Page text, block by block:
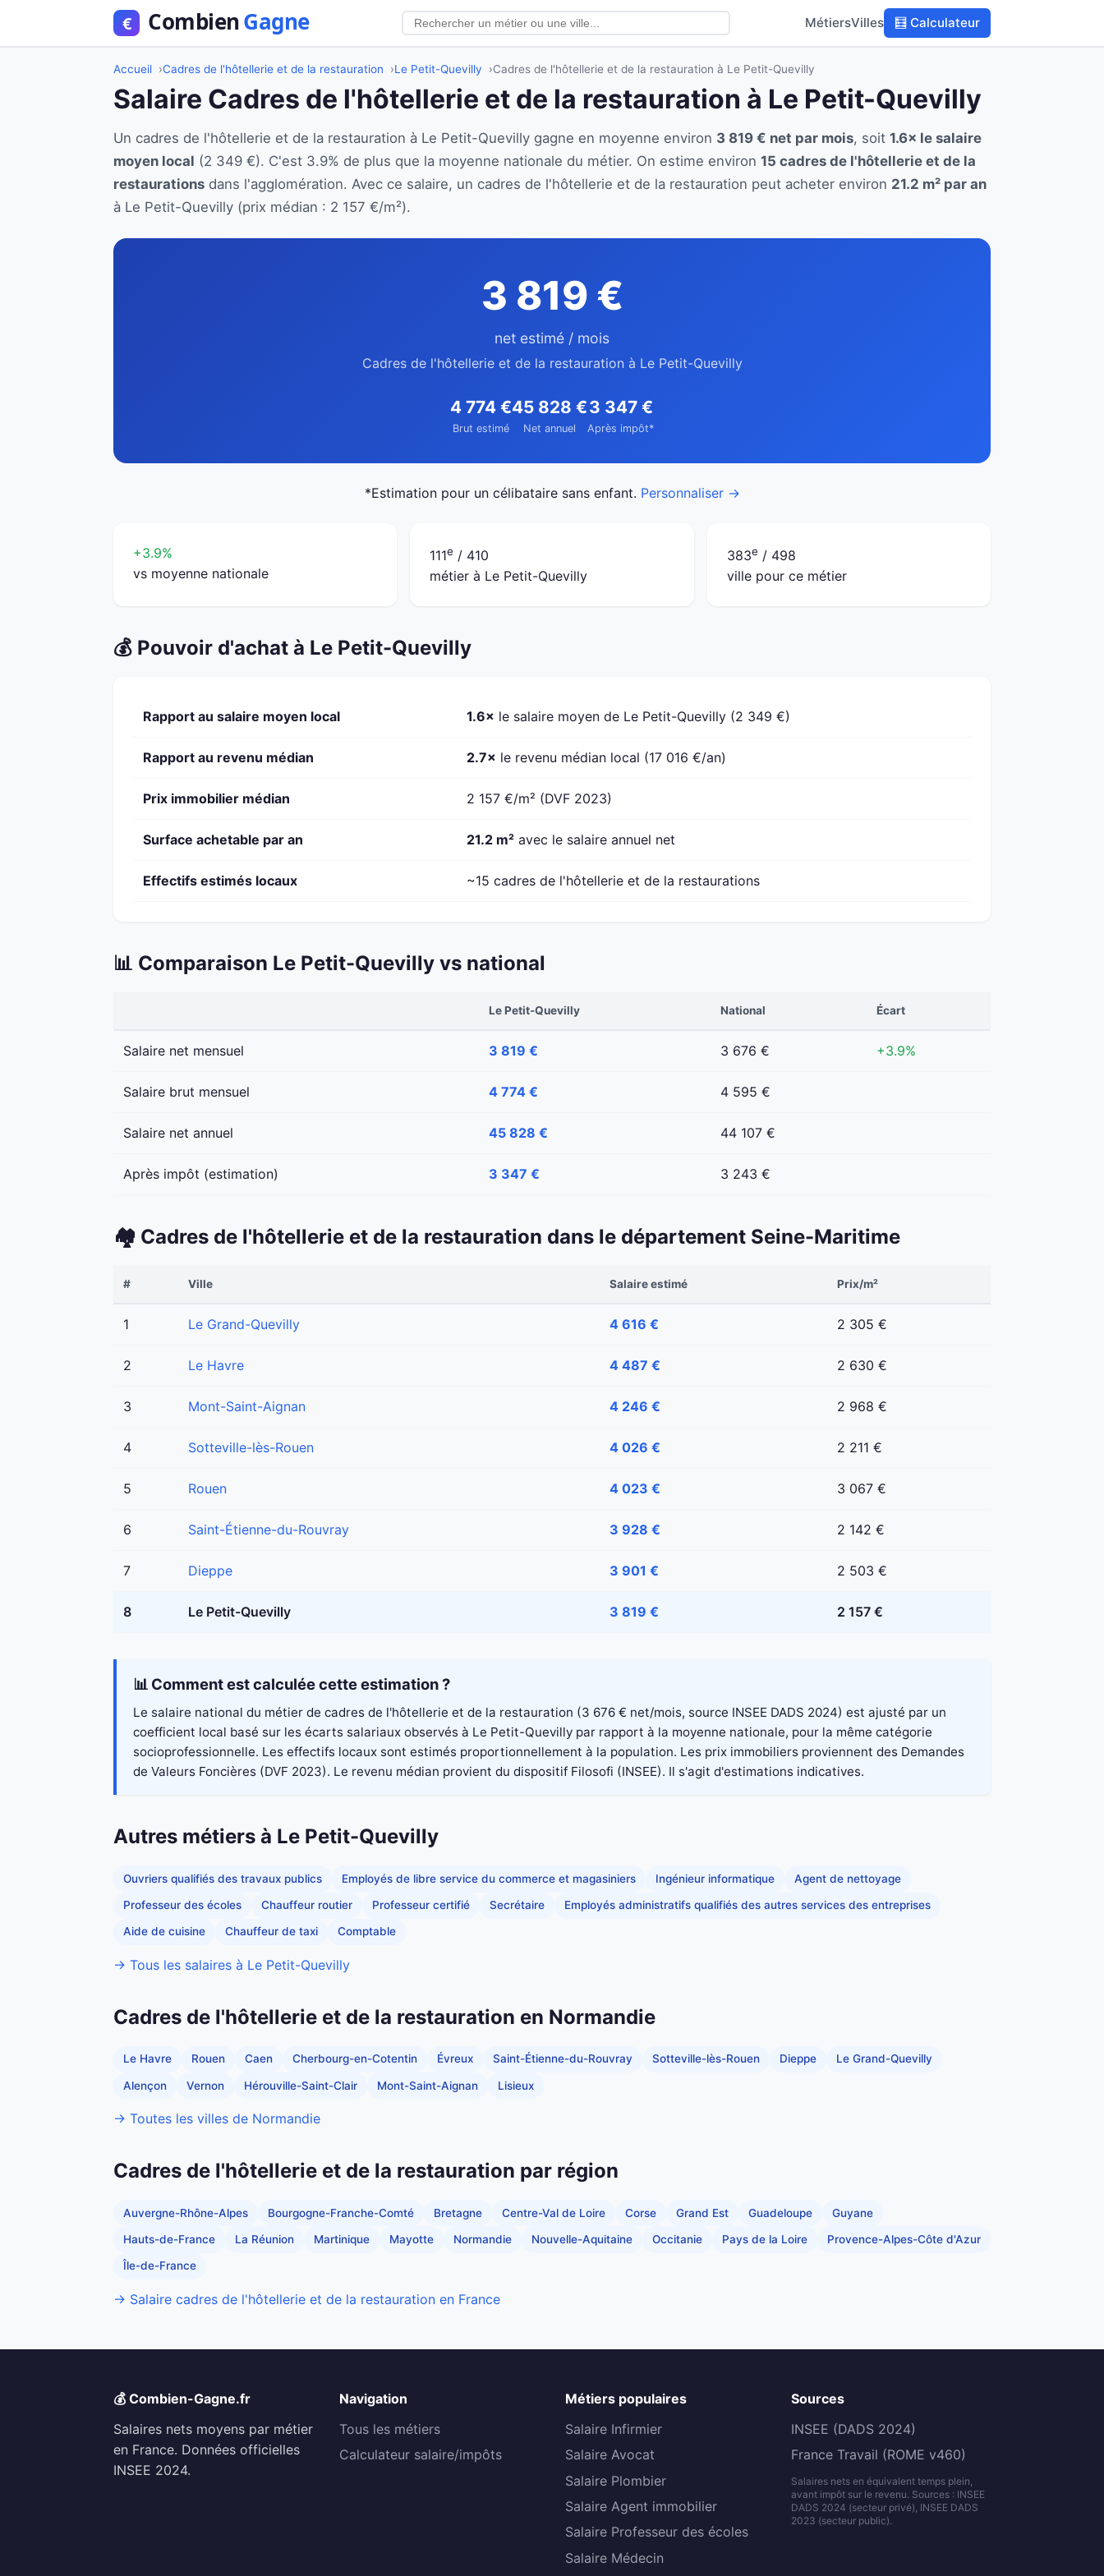
MétiersVilles 🧮 Calculateur
Accueil Cadres de l'hôtellerie et de la restauration Le Petit-Quevilly Cadres de l'hôtellerie et de la restauration à Le Petit-Quevilly
Salaire Cadres de l'hôtellerie et de la restauration à Le Petit-Quevilly
Un cadres de l'hôtellerie et de la restauration à Le Petit-Quevilly gagne en moyenne environ 3 819 € net par mois, soit 1.6× le salaire
moyen local (2 349 €). C'est 3.9% de plus que la moyenne nationale du métier. On estime environ 15 cadres de l'hôtellerie et de la
restaurations dans l'agglomération. Avec ce salaire, un cadres de l'hôtellerie et de la restauration peut acheter environ 21.2 m² par an
à Le Petit-Quevilly (prix médian : 2 157 €/m²).
3 819 €
net estimé / mois
Cadres de l'hôtellerie et de la restauration à Le Petit-Quevilly
4 774 €
Brut estimé
45 828 €
Net annuel
3 347 €
Après impôt*
*Estimation pour un célibataire sans enfant. Personnaliser →
+3.9%
vs moyenne nationale
111e / 410
métier à Le Petit-Quevilly
383e / 498
ville pour ce métier
💰 Pouvoir d'achat à Le Petit-Quevilly
Rapport au salaire moyen local 1.6× le salaire moyen de Le Petit-Quevilly (2 349 €)
Rapport au revenu médian 2.7× le revenu médian local (17 016 €/an)
Prix immobilier médian 2 157 €/m² (DVF 2023)
Surface achetable par an 21.2 m² avec le salaire annuel net
Effectifs estimés locaux ~15 cadres de l'hôtellerie et de la restaurations
📊 Comparaison Le Petit-Quevilly vs national
Le Petit-Quevilly National Écart
Salaire net mensuel 3 819 € 3 676 € +3.9%
Salaire brut mensuel 4 774 € 4 595 €
Salaire net annuel 45 828 € 44 107 €
Après impôt (estimation) 3 347 € 3 243 €
🏘️ Cadres de l'hôtellerie et de la restauration dans le département Seine-Maritime
# Ville Salaire estimé Prix/m²
1 Le Grand-Quevilly 4 616 € 2 305 €
2 Le Havre 4 487 € 2 630 €
3 Mont-Saint-Aignan 4 246 € 2 968 €
4 Sotteville-lès-Rouen 4 026 € 2 211 €
5 Rouen 4 023 € 3 067 €
6 Saint-Étienne-du-Rouvray 3 928 € 2 142 €
7 Dieppe 3 901 € 2 503 €
8 Le Petit-Quevilly 3 819 € 2 157 €
📊 Comment est calculée cette estimation ?
Le salaire national du métier de cadres de l'hôtellerie et de la restauration (3 676 € net/mois, source INSEE DADS 2024) est ajusté par un
coefficient local basé sur les écarts salariaux observés à Le Petit-Quevilly par rapport à la moyenne nationale, pour la même catégorie
socioprofessionnelle. Les effectifs locaux sont estimés proportionnellement à la population. Les prix immobiliers proviennent des Demandes
de Valeurs Foncières (DVF 2023). Le revenu médian provient du dispositif Filosofi (INSEE). Il s'agit d'estimations indicatives.
Autres métiers à Le Petit-Quevilly
Ouvriers qualifiés des travaux publics Employés de libre service du commerce et magasiniers Ingénieur informatique Agent de nettoyage
Professeur des écoles Chauffeur routier Professeur certifié Secrétaire Employés administratifs qualifiés des autres services des entreprises
Aide de cuisine Chauffeur de taxi Comptable
→ Tous les salaires à Le Petit-Quevilly
Cadres de l'hôtellerie et de la restauration en Normandie
Le Havre Rouen Caen Cherbourg-en-Cotentin Évreux Saint-Étienne-du-Rouvray Sotteville-lès-Rouen Dieppe Le Grand-Quevilly
Alençon Vernon Hérouville-Saint-Clair Mont-Saint-Aignan Lisieux
→ Toutes les villes de Normandie
Cadres de l'hôtellerie et de la restauration par région
Auvergne-Rhône-Alpes Bourgogne-Franche-Comté Bretagne Centre-Val de Loire Corse Grand Est Guadeloupe Guyane
Hauts-de-France La Réunion Martinique Mayotte Normandie Nouvelle-Aquitaine Occitanie Pays de la Loire Provence-Alpes-Côte d'Azur
Île-de-France
→ Salaire cadres de l'hôtellerie et de la restauration en France
💰 Combien-Gagne.fr
Salaires nets moyens par métier
en France. Données officielles
INSEE 2024.
Navigation
Tous les métiers
Calculateur salaire/impôts
Métiers populaires
Salaire Infirmier
Salaire Avocat
Salaire Plombier
Salaire Agent immobilier
Salaire Professeur des écoles
Salaire Médecin
Sources
INSEE (DADS 2024)
France Travail (ROME v460)
Salaires nets en équivalent temps plein,
avant impôt sur le revenu. Sources : INSEE
DADS 2024 (secteur privé), INSEE DADS
2023 (secteur public).